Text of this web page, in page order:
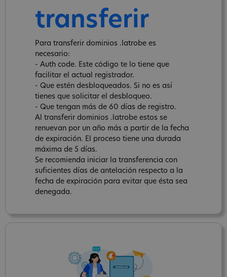
transferir
Para transferir dominios .latrobe es
necesario:
- Auth code. Este código te lo tiene que
facilitar el actual registrador.
- Que estén desbloqueados. Si no es así
tienes que solicitar el desbloqueo.
- Que tengan más de 60 días de registro.
Al transferir dominios .latrobe estos se
renuevan por un año más a partir de la fecha
de expiración. El proceso tiene una durada
máxima de 5 días.
Se recomienda iniciar la transferencia con
suficientes días de antelación respecto a la
fecha de expiración para evitar que ésta sea
denegada.